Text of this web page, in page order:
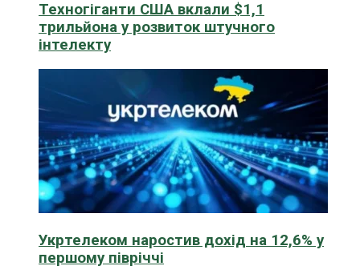
Техногіганти США вклали $1,1
трильйона у розвиток штучного
інтелекту
Укртелеком наростив дохід на 12,6% у
першому півріччі